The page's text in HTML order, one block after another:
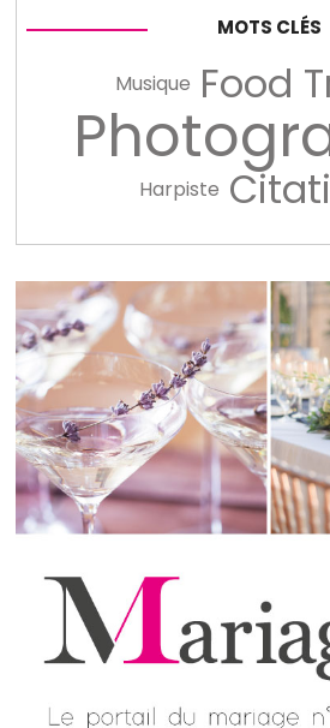
MOTS CLÉS
Musique Food
Harpiste